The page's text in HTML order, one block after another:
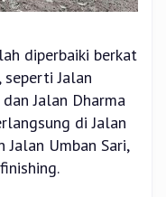
diperbaiki berkat
Jalan
Jalan Dharma
di Jalan
Jalan Umban Sari,